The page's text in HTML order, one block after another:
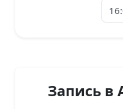
Запись